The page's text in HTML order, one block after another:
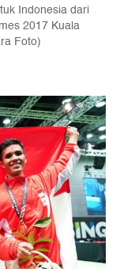
Indonesia dari
2017 Kuala
Foto)